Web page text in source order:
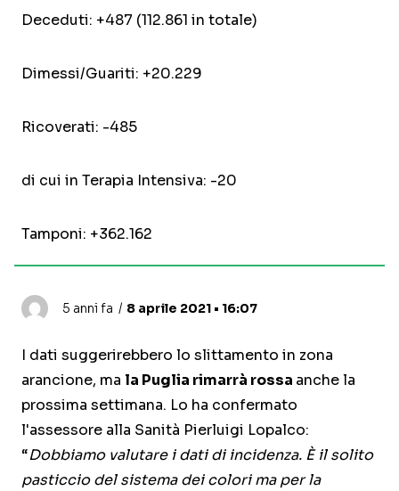
Deceduti: +487 (112.861 in totale)
Dimessi/Guariti: +20.229
Ricoverati: -485
di cui in Terapia Intensiva: -20
Tamponi: +362.162
5 anni fa 8 aprile 2021 • 16:07
I dati suggerirebbero lo slittamento in zona
arancione, ma la Puglia rimarrà rossa anche la
prossima settimana. Lo ha confermato
l'assessore alla Sanità Pierluigi Lopalco:
“Dobbiamo valutare i dati di incidenza. È il solito
pasticcio del sistema dei colori ma per la